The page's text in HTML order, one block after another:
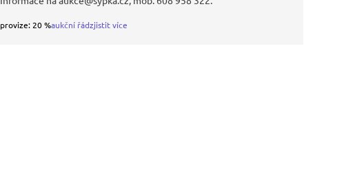
provize: 20 %aukční řádzjistit více